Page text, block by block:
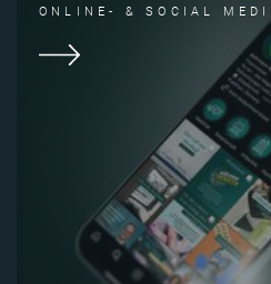
ONLINE- & SOCIAL